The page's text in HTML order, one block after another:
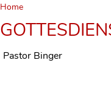
Home
Pastor Binger